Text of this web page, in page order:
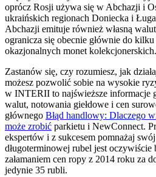
oprócz Rosji używa się w Abchazji i
ukraińskich regionach Doniecka i
Abchazji emituje również własną
ogranicza się obecnie głównie do
okazjonalnych monet kolekcjonerskich.
Zastanów się, czy rozumiesz, jak
możesz pozwolić sobie na wysokie
w INTERII to najświeższe informacje
walut, notowania giełdowe i cen
głównego Błąd handlowy: Dlaczego
może zrobić parkietu i NewConnect.
ekspertów i z sukcesem pomnażaj
długoterminowej rubel jest oczywiście
załamaniem cen ropy z 2014 roku za
jedynie 35 rubli.